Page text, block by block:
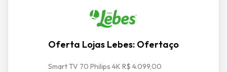
Oferta Lojas Lebes: Ofertaço
Smart TV 70 Philips 4K R$ 4.099,00